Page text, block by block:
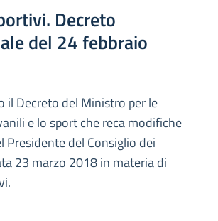
Decreto
del 24 febbraio
il Decreto del Ministro per le
e lo sport che reca modifiche
Presidente del Consiglio dei
23 marzo 2018 in materia di